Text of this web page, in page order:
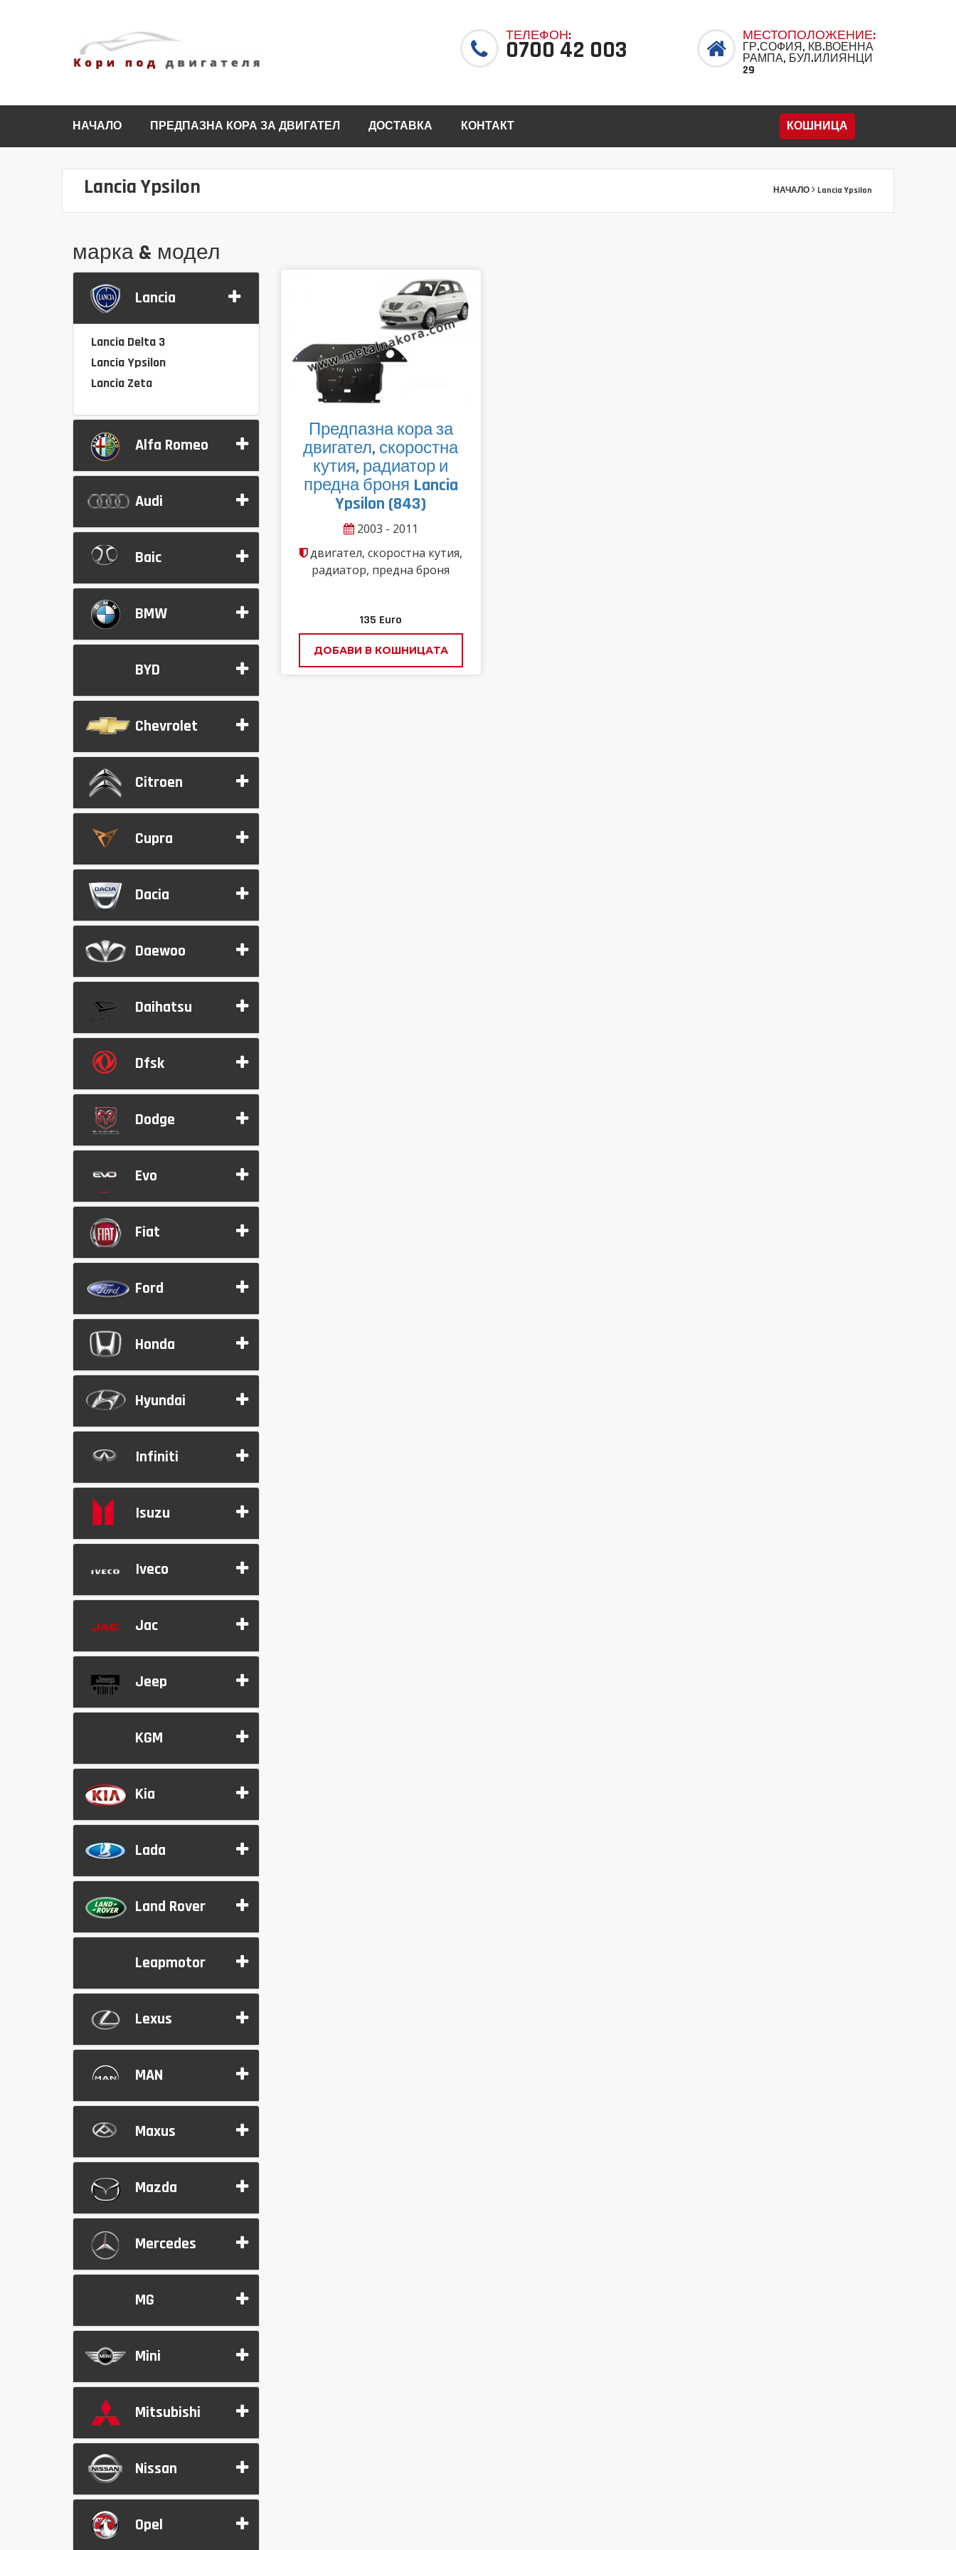
ТЕЛЕФОН:
0700 42 003 МЕСТОПОЛОЖЕНИЕ:
ГР.СОФИЯ, КВ.ВОЕННА
РАМПА, БУЛ.ИЛИЯНЦИ
29
НАЧАЛО ПРЕДПАЗНА КОРА ЗА ДВИГАТЕЛ ДОСТАВКА КОНТАКТ КОШНИЦА
Lancia Ypsilon НАЧАЛО Lancia Ypsilon
марка & модел
Lancia
Lancia Delta 3
Lancia Ypsilon
Lancia Zeta
Alfa Romeo
Audi
Baic
BMW
BYD
Chevrolet
Citroen
Cupra
Dacia
Daewoo
Daihatsu
Dfsk
Dodge
Evo
Fiat
Ford
Honda
Hyundai
Infiniti
Isuzu
Iveco
Jac
Jeep
KGM
Kia
Lada
Land Rover
Leapmotor
Lexus
MAN
Maxus
Mazda
Mercedes
MG
Mini
Mitsubishi
Nissan
Opel
Предпазна кора за
двигател, скоростна
кутия, радиатор и
предна броня Lancia
Ypsilon (843)
2003 - 2011
двигател, скоростна кутия,
радиатор, предна броня
135 Euro
ДОБАВИ В КОШНИЦАТА